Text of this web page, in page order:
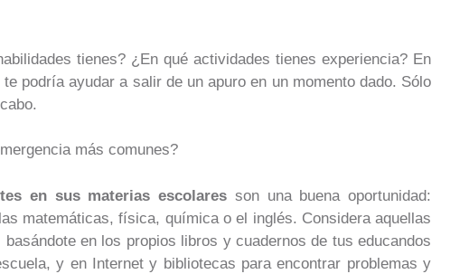
tienes? ¿En qué actividades tienes experiencia? En
podría ayudar a salir de un apuro en un momento dado. Sólo
más comunes?
en sus materias escolares son una buena oportunidad:
matemáticas, física, química o el inglés. Considera aquellas
en los propios libros y cuadernos de tus educandos
y en Internet y bibliotecas para encontrar problemas y